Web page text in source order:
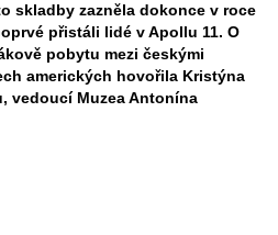
skladby zazněla dokonce v roce
přistáli lidé v Apollu 11. O
pobytu mezi českými
amerických hovořila Kristýna
vedoucí Muzea Antonína